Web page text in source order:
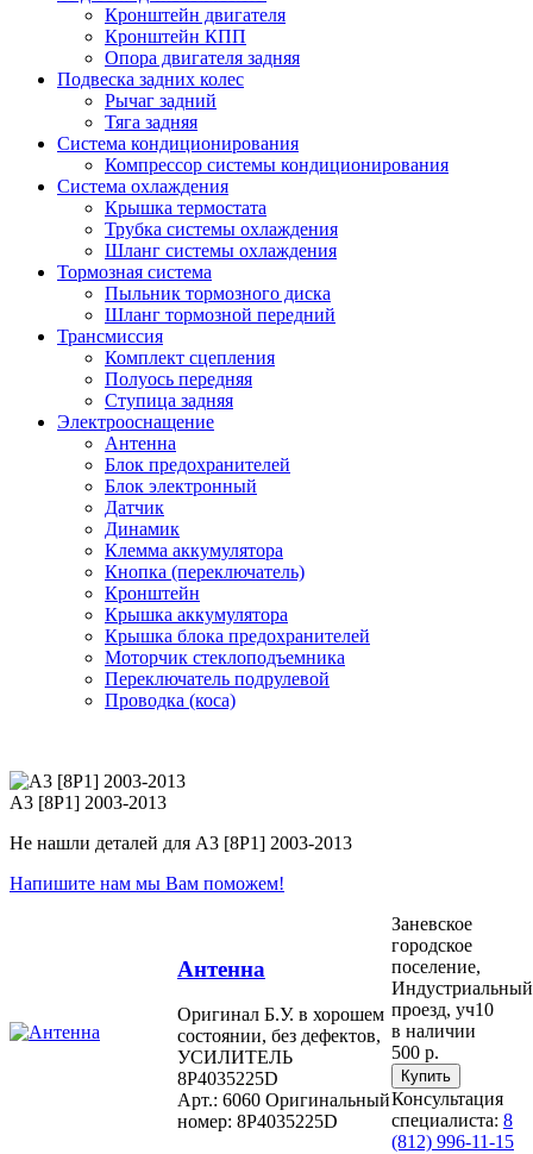
Кронштейн двигателя
Кронштейн КПП
Опора двигателя задняя
Подвеска задних колес
Рычаг задний
Тяга задняя
Система кондиционирования
Компрессор системы кондиционирования
Система охлаждения
Крышка термостата
Трубка системы охлаждения
Шланг системы охлаждения
Тормозная система
Пыльник тормозного диска
Шланг тормозной передний
Трансмиссия
Комплект сцепления
Полуось передняя
Ступица задняя
Электрооснащение
Антенна
Блок предохранителей
Блок электронный
Датчик
Динамик
Клемма аккумулятора
Кнопка (переключатель)
Кронштейн
Крышка аккумулятора
Крышка блока предохранителей
Моторчик стеклоподъемника
Переключатель подрулевой
Проводка (коса)
A3 [8P1] 2003-2013
Не нашли деталей для A3 [8P1] 2003-2013
Напишите нам мы Вам поможем!
Антенна
Оригинал Б.У. в хорошем
состоянии, без дефектов,
УСИЛИТЕЛЬ
8P4035225D
Арт.: 6060 Оригинальный
номер: 8P4035225D
Заневское
городское
поселение,
Индустриальный
проезд, уч10
в наличии
500 р.
Консультация
специалиста: 8
(812) 996-11-15